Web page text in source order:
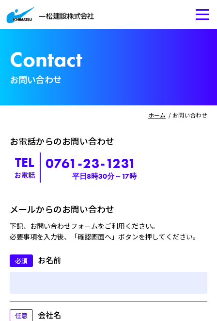
Contact
お問い合わせ
ホーム お問い合わせ
お電話からのお問い合わせ
TEL
お電話
0761-23-1231
平日8時30分～17時
メールからのお問い合わせ
下記、お問い合わせフォームをご利用ください。
必要事項を入力後、「確認画面へ」ボタンを押してください。
必須 お名前
任意 会社名